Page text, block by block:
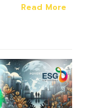
Read More